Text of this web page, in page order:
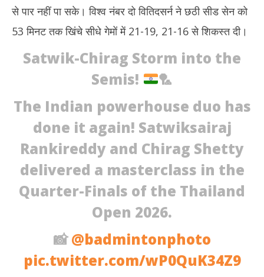
से पार नहीं पा सके। विश्व नंबर दो वितिदसर्न ने छठी सीड सेन को
53 मिनट तक खिंचे सीधे गेमों में 21-19, 21-16 से शिकस्त दी।
Satwik-Chirag Storm into the
Semis!
🏸
​The Indian powerhouse duo has
done it again! Satwiksairaj
Rankireddy and Chirag Shetty
delivered a masterclass in the
Quarter-Finals of the Thailand
Open 2026.
📸@badmintonphoto
pic.twitter.com/wP0QuK34Z9